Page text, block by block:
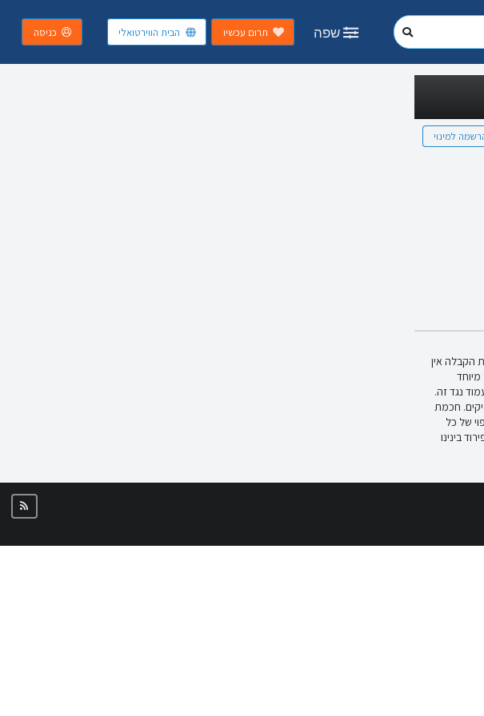
שפה תרום עכשיו הבית הווירטואלי כניסה
למינוי
הקבלה אין
נגד זה.
חכמת
של כל
בינינו